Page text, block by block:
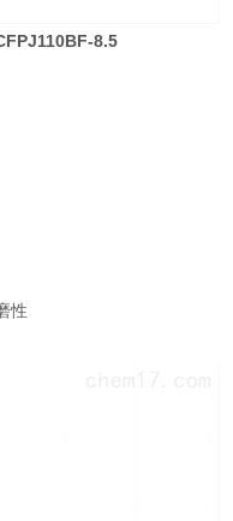
8.5
性